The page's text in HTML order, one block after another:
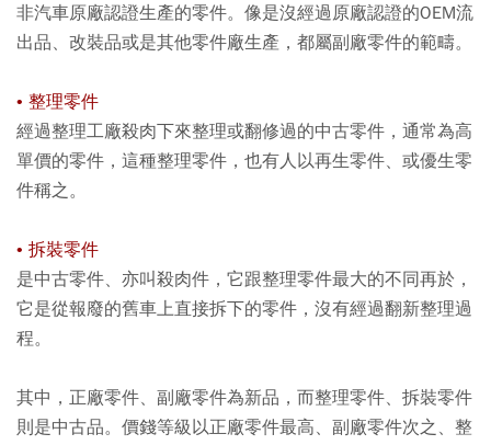
非汽車原廠認證生產的零件。像是沒經過原廠認證的OEM流
出品、改裝品或是其他零件廠生產，都屬副廠零件的範疇。
• 整理零件
經過整理工廠殺肉下來整理或翻修過的中古零件，通常為高
單價的零件，這種整理零件，也有人以再生零件、或優生零
件稱之。
• 拆裝零件
是中古零件、亦叫殺肉件，它跟整理零件最大的不同再於，
它是從報廢的舊車上直接拆下的零件，沒有經過翻新整理過
程。
其中，正廠零件、副廠零件為新品，而整理零件、拆裝零件
則是中古品。價錢等級以正廠零件最高、副廠零件次之、整